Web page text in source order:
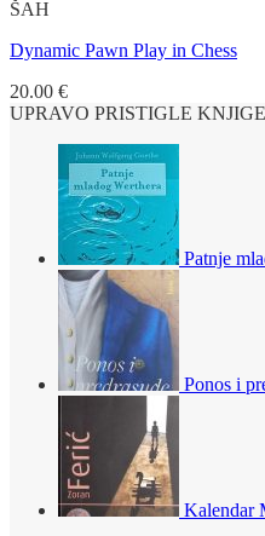
ŠAH
Dynamic Pawn Play in Chess
20.00 €
UPRAVO PRISTIGLE KNJIGE
Patnje
Ponos i
Kalendar